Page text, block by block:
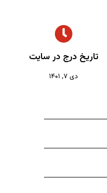
تاریخ درج در سایت
دی ۷, ۱۴۰۱